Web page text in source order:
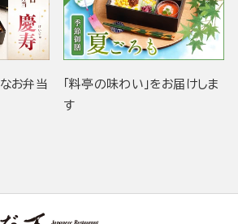
なお弁当
「料亭の味わい」をお届けしま
す